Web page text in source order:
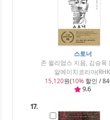
스토너
존 윌리엄스 지음, 김승욱
알에이치코리아
15,120원(10% 할인 /
9.6
17.